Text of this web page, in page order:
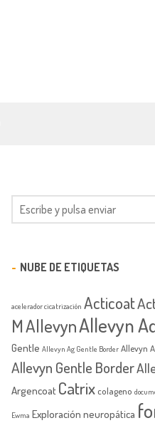
NUBE DE ETIQUETAS
acelerador cicatrización Acticoat
MAllevynAllevyn
Gentle Allevyn Ag Gentle Border Allevyn
Allevyn Gentle Border
Argencoat Catrix colageno
Ewma Exploración neuropática